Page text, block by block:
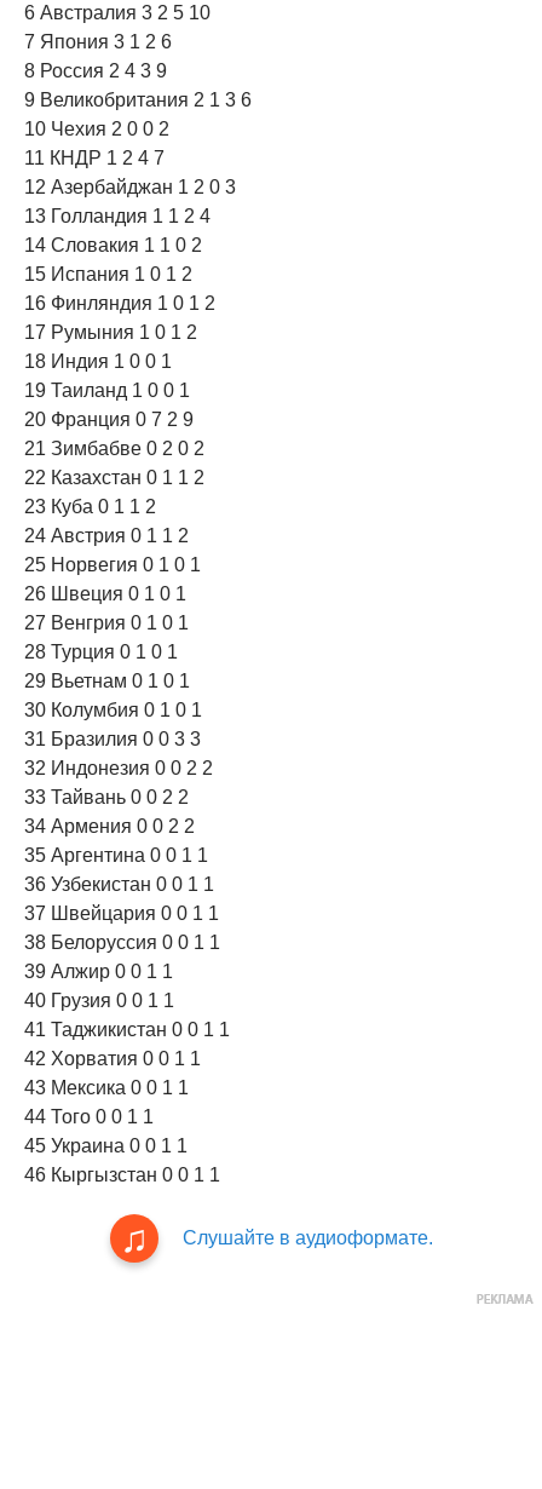
6 Австралия 3 2 5 10
7 Япония 3 1 2 6
8 Россия 2 4 3 9
9 Великобритания 2 1 3 6
10 Чехия 2 0 0 2
11 КНДР 1 2 4 7
12 Азербайджан 1 2 0 3
13 Голландия 1 1 2 4
14 Словакия 1 1 0 2
15 Испания 1 0 1 2
16 Финляндия 1 0 1 2
17 Румыния 1 0 1 2
18 Индия 1 0 0 1
19 Таиланд 1 0 0 1
20 Франция 0 7 2 9
21 Зимбабве 0 2 0 2
22 Казахстан 0 1 1 2
23 Куба 0 1 1 2
24 Австрия 0 1 1 2
25 Норвегия 0 1 0 1
26 Швеция 0 1 0 1
27 Венгрия 0 1 0 1
28 Турция 0 1 0 1
29 Вьетнам 0 1 0 1
30 Колумбия 0 1 0 1
31 Бразилия 0 0 3 3
32 Индонезия 0 0 2 2
33 Тайвань 0 0 2 2
34 Армения 0 0 2 2
35 Аргентина 0 0 1 1
36 Узбекистан 0 0 1 1
37 Швейцария 0 0 1 1
38 Белоруссия 0 0 1 1
39 Алжир 0 0 1 1
40 Грузия 0 0 1 1
41 Таджикистан 0 0 1 1
42 Хорватия 0 0 1 1
43 Мексика 0 0 1 1
44 Того 0 0 1 1
45 Украина 0 0 1 1
46 Кыргызстан 0 0 1 1
Слушайте в аудиоформате.